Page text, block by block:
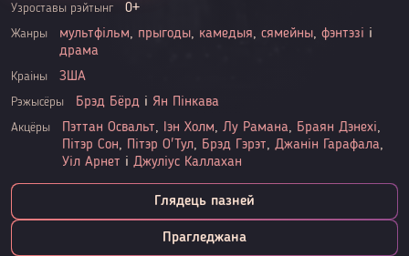
Узроставы рэйтынг 0+
Жанры мультфільм, прыгоды, камедыя, сямейны, фэнтэзі і
драма
Краіны ЗША
Рэжысёры Брэд Бёрд і Ян Пінкава
Акцёры Пэттан Освальт, Іэн Холм, Лу Рамана, Браян Дэнехі,
Пітэр Сон, Пітэр О'Тул, Брэд Гэрэт, Джанін Гарафала,
Уіл Арнет і Джуліус Каллахан
Глядець пазней
Прагледжана